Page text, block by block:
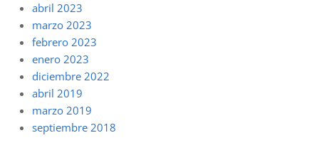
abril 2023
marzo 2023
febrero 2023
enero 2023
diciembre 2022
abril 2019
marzo 2019
septiembre 2018